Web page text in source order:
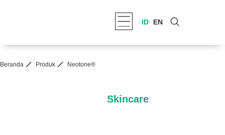
ID EN
Beranda Produk Neotone®
Skincare